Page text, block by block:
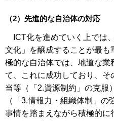
（2）先進的な自治体の対応
ICT化を進めていく上では
文化」を醸成することが最
極的な自治体では、地道な業
て、これに成功しており、
当等（「2.資源制約」の克服
（「3.情報力・組織体制」
事情を踏まえながら積極的